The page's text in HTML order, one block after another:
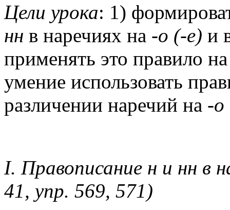
Цели урока: 1)
нн в наречиях на -о (-е) и
применять это правило
умение использовать
различении наречий на -о
I. Правописание н и нн в
41, упр. 569, 571)